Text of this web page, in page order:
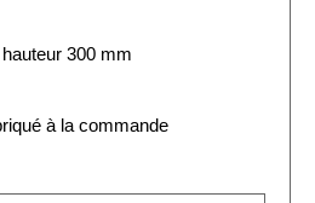
300 mm
à la commande